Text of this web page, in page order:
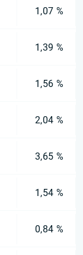
1,07 %
1,39 %
1,56 %
2,04 %
3,65 %
1,54 %
0,84 %